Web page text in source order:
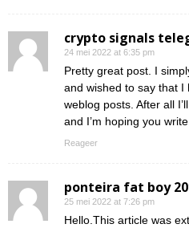
crypto signals
24 mei 2022 at 6:35 pm
Pretty great post. I
and wished to say that I
weblog posts. After all
and I’m hoping you
Reageer
ponteira fat boy
25 mei 2022 at 7:26 pm
Hello.This article was